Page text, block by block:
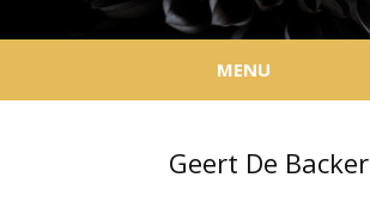
MENU
Geert De Backer